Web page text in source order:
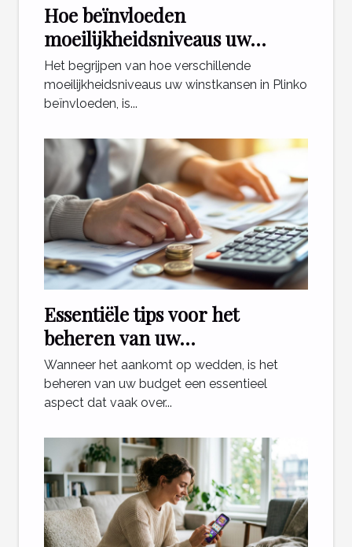
Hoe beïnvloeden
moeilijkheidsniveaus uw
winstkansen in Plinko?
Het begrijpen van hoe verschillende
moeilijkheidsniveaus uw winstkansen in Plinko
beïnvloeden, is...
Essentiële tips voor het
beheren van uw
weddenschapsbudget
Wanneer het aankomt op wedden, is het
beheren van uw budget een essentieel
aspect dat vaak over...